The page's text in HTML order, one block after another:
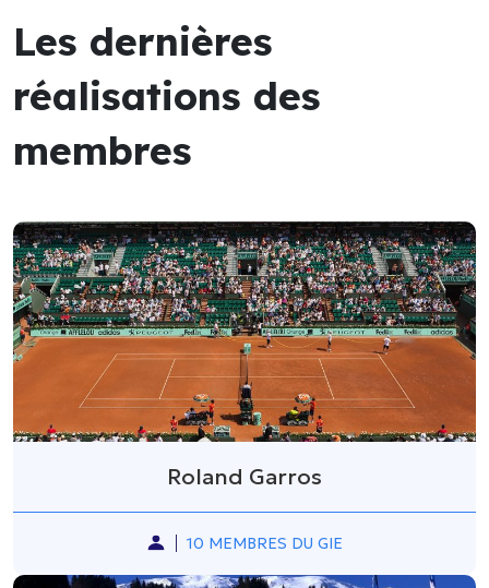
Les dernières
réalisations des
membres
Roland Garros
10 MEMBRES DU GIE